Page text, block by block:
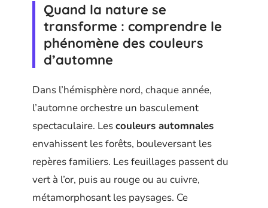
Quand la nature se
transforme : comprendre le
phénomène des couleurs
d’automne
Dans l’hémisphère nord, chaque année,
l’automne orchestre un basculement
spectaculaire. Lescouleurs automnales
envahissent les forêts, bouleversant les
repères familiers. Les feuillages passent du
vert à l’or, puis au rouge ou au cuivre,
métamorphosant les paysages. Ce